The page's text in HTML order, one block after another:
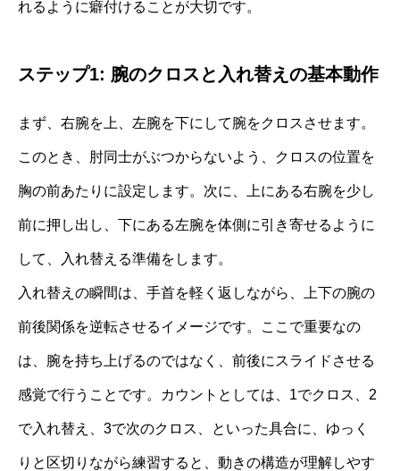
れるように癖付けることが大切です。
ステップ1: 腕のクロスと入れ替えの基本動作
まず、右腕を上、左腕を下にして腕をクロスさせます。
このとき、肘同士がぶつからないよう、クロスの位置を
胸の前あたりに設定します。次に、上にある右腕を少し
前に押し出し、下にある左腕を体側に引き寄せるように
して、入れ替える準備をします。
入れ替えの瞬間は、手首を軽く返しながら、上下の腕の
前後関係を逆転させるイメージです。ここで重要なの
は、腕を持ち上げるのではなく、前後にスライドさせる
感覚で行うことです。カウントとしては、1でクロス、2
で入れ替え、3で次のクロス、といった具合に、ゆっく
りと区切りながら練習すると、動きの構造が理解しやす